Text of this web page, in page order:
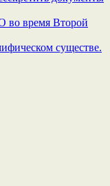
во время Второй
существе.